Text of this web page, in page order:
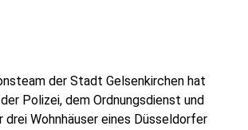
der Stadt Gelsenkirchen hat
Polizei, dem Ordnungsdienst und
Wohnhäuser eines Düsseldorfer